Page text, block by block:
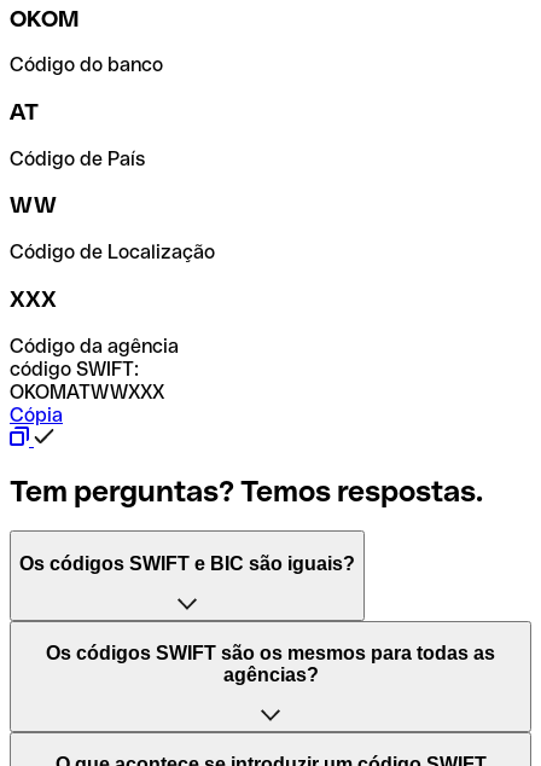
OKOM
Código do banco
AT
Código de País
WW
Código de Localização
XXX
Código da agência
código SWIFT:
OKOMATWWXXX
Cópia
Tem perguntas? Temos respostas.
Os códigos SWIFT e BIC são iguais?
O acrónimo SWIFT significa "Society for Worldwide
Interbank Financial Telecommunication (Sociedade para
Mundiais)". Trata-se de uma rede mundial onde se
processam pagamentos entre países. Por outro lado, BIC
Os códigos SWIFT são os mesmos para todas as
agências?